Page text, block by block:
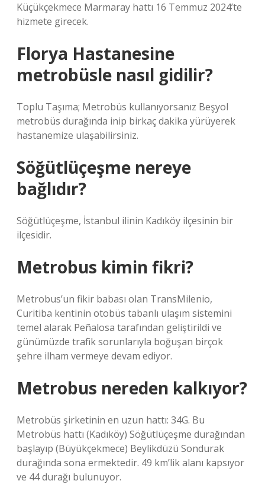
Küçükçekmece Marmaray hattı 16 Temmuz 2024’te
hizmete girecek.
Florya Hastanesine
metrobüsle nasıl gidilir?
Toplu Taşıma; Metrobüs kullanıyorsanız Beşyol
metrobüs durağında inip birkaç dakika yürüyerek
hastanemize ulaşabilirsiniz.
Söğütlüçeşme nereye
bağlıdır?
Söğütlüçeşme, İstanbul ilinin Kadıköy ilçesinin bir
ilçesidir.
Metrobus kimin fikri?
Metrobus’un fikir babası olan TransMilenio,
Curitiba kentinin otobüs tabanlı ulaşım sistemini
temel alarak Peñalosa tarafından geliştirildi ve
günümüzde trafik sorunlarıyla boğuşan birçok
şehre ilham vermeye devam ediyor.
Metrobus nereden kalkıyor?
Metrobüs şirketinin en uzun hattı: 34G. Bu
Metrobüs hattı (Kadıköy) Söğütlüçeşme durağından
başlayıp (Büyükçekmece) Beylikdüzü Sondurak
durağında sona ermektedir. 49 km’lik alanı kapsıyor
ve 44 durağı bulunuyor.